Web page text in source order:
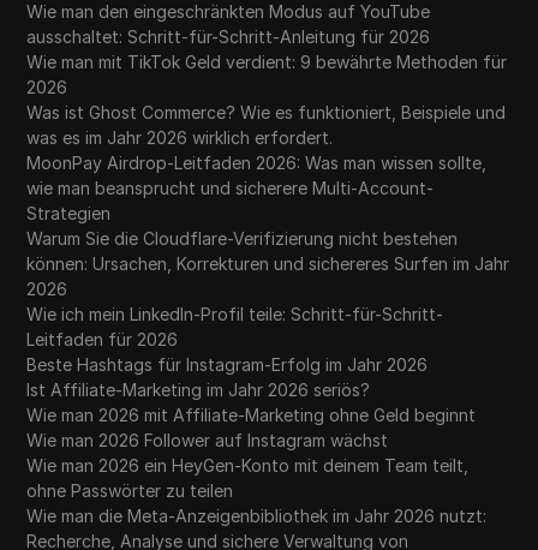
Wie man den eingeschränkten Modus auf YouTube
ausschaltet: Schritt-für-Schritt-Anleitung für 2026
Wie man mit TikTok Geld verdient: 9 bewährte Methoden für
2026
Was ist Ghost Commerce? Wie es funktioniert, Beispiele und
was es im Jahr 2026 wirklich erfordert.
MoonPay Airdrop-Leitfaden 2026: Was man wissen sollte,
wie man beansprucht und sicherere Multi-Account-
Strategien
Warum Sie die Cloudflare-Verifizierung nicht bestehen
können: Ursachen, Korrekturen und sichereres Surfen im Jahr
2026
Wie ich mein LinkedIn-Profil teile: Schritt-für-Schritt-
Leitfaden für 2026
Beste Hashtags für Instagram-Erfolg im Jahr 2026
Ist Affiliate-Marketing im Jahr 2026 seriös?
Wie man 2026 mit Affiliate-Marketing ohne Geld beginnt
Wie man 2026 Follower auf Instagram wächst
Wie man 2026 ein HeyGen-Konto mit deinem Team teilt,
ohne Passwörter zu teilen
Wie man die Meta-Anzeigenbibliothek im Jahr 2026 nutzt:
Recherche, Analyse und sichere Verwaltung von